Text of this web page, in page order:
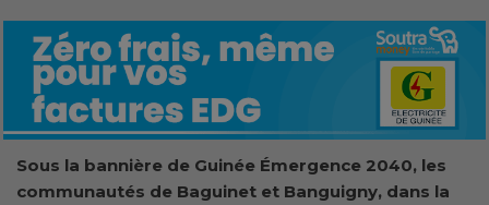
Sous la bannière de Guinée Émergence 2040, les
communautés de Baguinet et Banguigny, dans la